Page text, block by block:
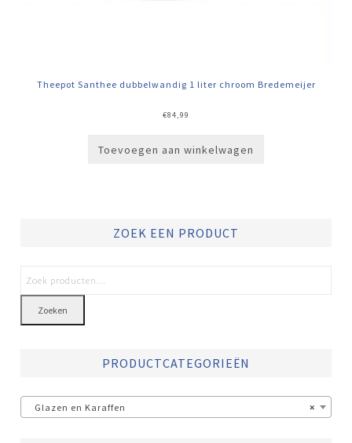
Theepot Santhee dubbelwandig 1 liter chroom Bredemeijer
€84,99
Toevoegen aan winkelwagen
ZOEK EEN PRODUCT
Zoeken
PRODUCTCATEGORIEËN
×
Glazen en Karaffen